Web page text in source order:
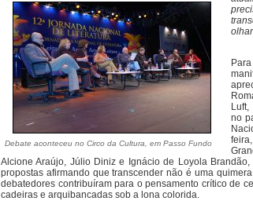
Debate aconteceu no Circo da Cultura, em Passo Fundo
no
Alcione Araújo, Júlio Diniz e Ignácio de Loyola
propostas afirmando que transcender não é uma
debatedores contribuíram para o pensamento crítico de
cadeiras e arquibancadas sob a lona colorida.